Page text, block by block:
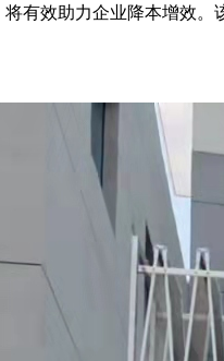
有效助力企业降本增效。